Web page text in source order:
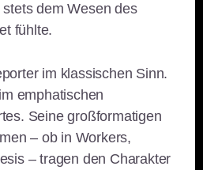
dem Wesen des
fühlte.
im klassischen Sinn.
emphatischen
Seine großformatigen
– ob in Workers,
– tragen den Charakter